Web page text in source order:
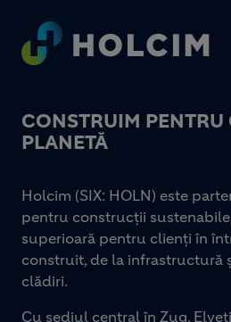
Footer
CONSTRUIM PENTRU
PLANETĂ
Holcim (SIX: HOLN) este
pentru construcții
superioară pentru clienți în
construit, de la infrastructură
clădiri.
Cu sediul central în Zug,